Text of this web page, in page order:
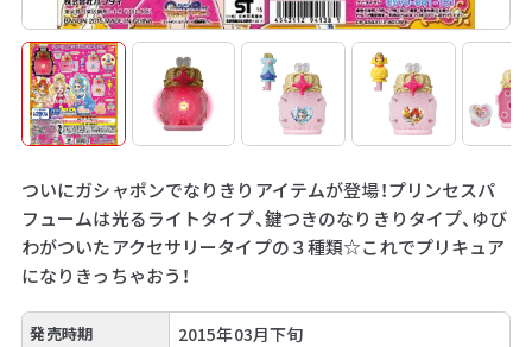
ついにガシャポンでなりきりアイテムが登場！プリンセスパ
フュームは光るライトタイプ、鍵つきのなりきりタイプ、ゆび
わがついたアクセサリータイプの３種類☆これでプリキュア
になりきっちゃおう！
発売時期 2015年03月下旬